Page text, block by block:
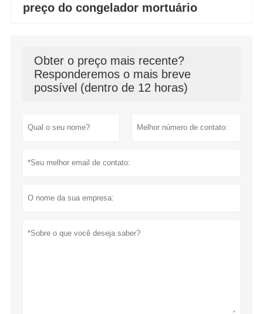
preço do congelador mortuário
Obter o preço mais recente?
Responderemos o mais breve
possível (dentro de 12 horas)